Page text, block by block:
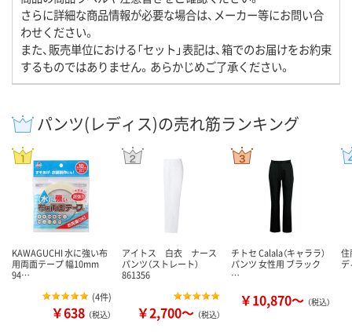
さらに詳細な商品情報が必要な場合は、メーカー等にお問い合
わせください。
また、販売単位における「セット」表記は、箱でのお届けをお約束
するものではありません。あらかじめご了承ください。
パンツ(レディス)の売れ筋ランキング
KAWAGUCHI 水に強い布
用両面テープ 幅10mm
94…
(4件)
￥638 （税込）
アイトス 白衣 ナース
パンツ（ストレート）
861356
￥2,700～ （税込）
チトセ Calala（キャララ）
パンツ 女性用 ブラック
…
￥10,870～ （税込）
住